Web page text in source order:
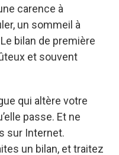
carence à
un sommeil à
bilan de première
et souvent
qui altère votre
passe. Et ne
sur Internet.
un bilan, et traitez